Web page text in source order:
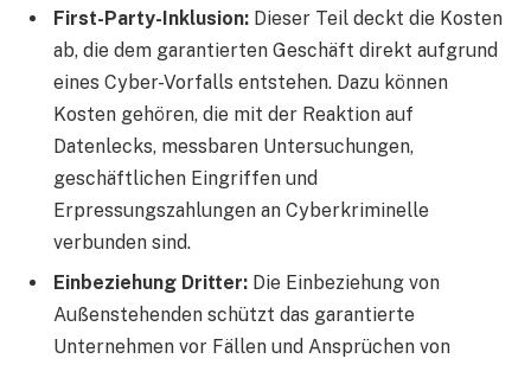
First-Party-Inklusion: Dieser Teil deckt die Kosten
ab, die dem garantierten Geschäft direkt aufgrund
eines Cyber-Vorfalls entstehen. Dazu können
Kosten gehören, die mit der Reaktion auf
Datenlecks, messbaren Untersuchungen,
geschäftlichen Eingriffen und
Erpressungszahlungen an Cyberkriminelle
verbunden sind.
Einbeziehung Dritter: Die Einbeziehung von
Außenstehenden schützt das garantierte
Unternehmen vor Fällen und Ansprüchen von